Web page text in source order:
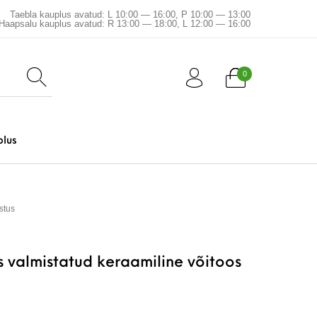
Taebla kauplus avatud: L 10:00 — 16:00, P 10:00 — 13:00
Haapsalu kauplus avatud: R 13:00 — 18:00, L 12:00 — 16:00
0
valmistatud keraamiline võitoos